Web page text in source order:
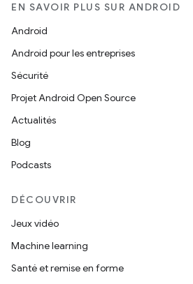
EN SAVOIR PLUS SUR ANDROID
Android
Android pour les entreprises
Sécurité
Projet Android Open Source
Actualités
Blog
Podcasts
DÉCOUVRIR
Jeux vidéo
Machine learning
Santé et remise en forme